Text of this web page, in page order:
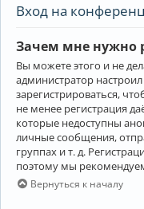
Вход на
Зачем мне нужно
Вы можете этого и не
администратор
зарегистрироваться,
не менее регистрация
которые недоступны
личные сообщения,
группах и т. д.
поэтому мы
Вернуться к началу